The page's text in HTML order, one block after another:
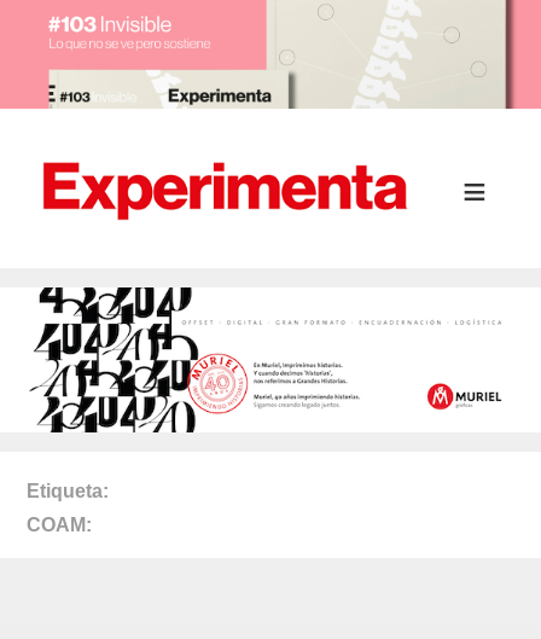
Etiqueta
COAM